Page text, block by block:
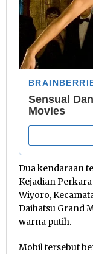
Dua kendaraan
Kejadian
Wiyoro,
Daihatsu Grand
warna putih.
Mobil tersebut